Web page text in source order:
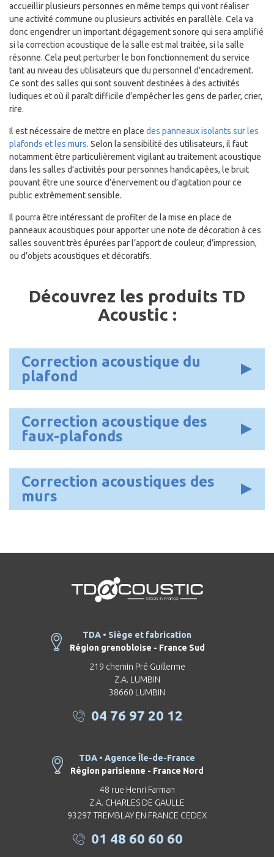
accueillir plusieurs personnes en même temps qui vont réaliser
une activité commune ou plusieurs activités en parallèle. Cela va
donc engendrer un important dégagement sonore qui sera amplifié
si la correction acoustique de la salle est mal traitée, si la salle
résonne. Cela peut perturber le bon fonctionnement du service
tant au niveau des utilisateurs que du personnel d’encadrement.
Ce sont des salles qui sont souvent destinées à des activités
ludiques et où il paraît difficile d’empêcher les gens de parler, crier,
rire.
Il est nécessaire de mettre en place des panneaux isolants sur les
plafonds et les murs. Selon la sensibilité des utilisateurs, il faut
notamment être particulièrement vigilant au traitement acoustique
dans les salles d’activités pour personnes handicapées, le bruit
pouvant être une source d’énervement ou d’agitation pour ce
public extrêmement sensible.
Il pourra être intéressant de profiter de la mise en place de
panneaux acoustiques pour apporter une note de décoration à ces
salles souvent très épurées par l’apport de couleur, d’impression,
ou d’objets acoustiques et décoratifs.
Découvrez les produits TD
Acoustic :
Correction acoustique du
plafond
Correction acoustique des
faux-plafonds
Correction acoustiques des
murs
TDA • Siège et fabrication
Région grenobloise - France Sud
219 chemin Pré Guillerme
Z.A. LUMBIN
38660 LUMBIN
04 76 97 20 12
TDA • Agence Île-de-France
Région parisienne - France Nord
48 rue Henri Farman
Z.A. CHARLES DE GAULLE
93297 TREMBLAY EN FRANCE CEDEX
01 48 60 60 60